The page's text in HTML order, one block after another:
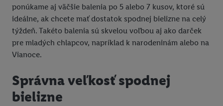
ponúkame aj väčšie balenia po 5 alebo 7 kusov, ktoré sú
ideálne, ak chcete mať dostatok spodnej bielizne na celý
týždeň. Takéto balenia sú skvelou voľbou aj ako darček
pre mladých chlapcov, napríklad k narodeninám alebo na
Vianoce.
Správna veľkosť spodnej
bielizne